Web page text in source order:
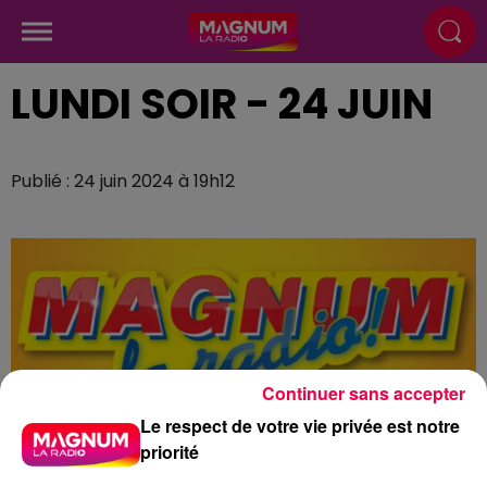
LUNDI SOIR - 24 JUIN
Publié : 24 juin 2024 à 19h12
Le respect de votre vie privée est notre
priorité
Continuer sans accepter